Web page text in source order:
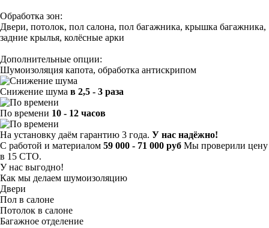
Обработка зон:
Двери, потолок, пол салона, пол багажника, крышка багажника,
задние крылья, колёсные арки
Дополнительные опции:
Шумоизоляция капота, обработка антискрипом
Снижение шума в 2,5 - 3 раза
По времени 10 - 12 часов
На установку даём гарантию 3 года. У нас надёжно!
С работой и материалом 59 000 - 71 000 руб Мы проверили цену
в 15 СТО.
У нас выгодно!
Как мы делаем шумоизоляцию
Двери
Пол в салоне
Потолок в салоне
Багажное отделение